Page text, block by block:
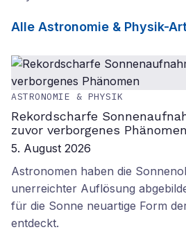
Alle Astronomie & Physik-
ASTRONOMIE & PHYSIK
Rekordscharfe
zuvor verborgenes Phänomen
5. August 2026
Astronomen haben die
unerreichter Auflösung
für die Sonne neuartige Form
entdeckt.